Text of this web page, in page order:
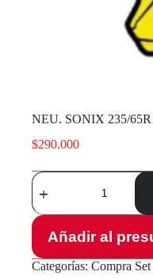
NEU. SONIX 235/
$290.000
NEU.
SONIX
235/65R17
104H
SET
X4
cantidad
Añadir al
Categorías: Compra